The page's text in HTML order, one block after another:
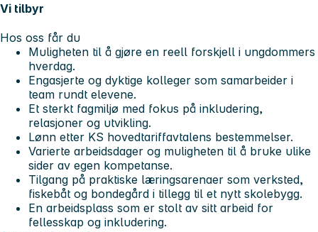
Vi tilbyr
Hos oss får du
Muligheten til å gjøre en reell forskjell i ungdommers
hverdag.
Engasjerte og dyktige kolleger som samarbeider i
team rundt elevene.
Et sterkt fagmiljø med fokus på inkludering,
relasjoner og utvikling.
Lønn etter KS hovedtariffavtalens bestemmelser.
Varierte arbeidsdager og muligheten til å bruke ulike
sider av egen kompetanse.
Tilgang på praktiske læringsarenaer som verksted,
fiskebåt og bondegård i tillegg til et nytt skolebygg.
En arbeidsplass som er stolt av sitt arbeid for
fellesskap og inkludering.